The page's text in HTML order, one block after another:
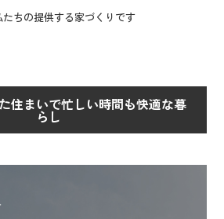
たちの提供する家づくりです
住まいで忙しい時間も快適な暮
らし